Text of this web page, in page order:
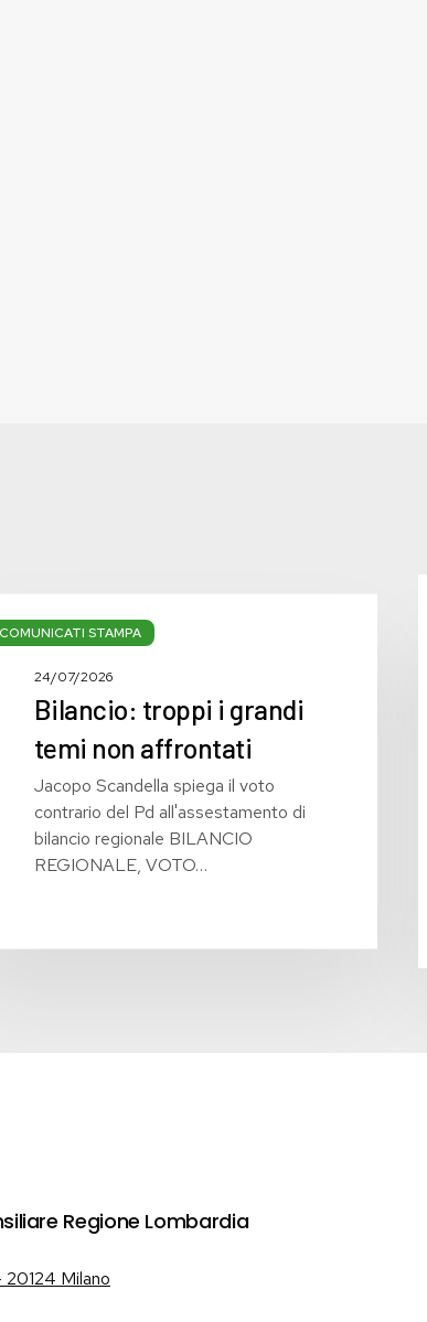
COMUNICATI STAMPA
24/07/2026
Bilancio: troppi i grandi
temi non affrontati
Jacopo Scandella spiega il voto
contrario del Pd all'assestamento di
bilancio regionale BILANCIO
REGIONALE, VOTO…
Regione Lombardia
20124 Milano